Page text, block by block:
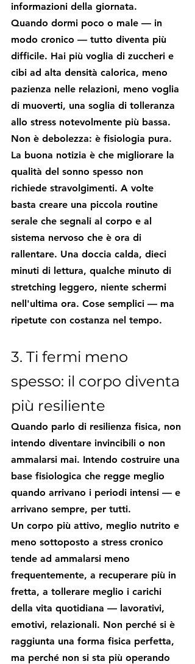
informazioni della giornata.
Quando dormi poco o male — in
modo cronico — tutto diventa più
difficile. Hai più voglia di zuccheri e
cibi ad alta densità calorica, meno
pazienza nelle relazioni, meno voglia
di muoverti, una soglia di tolleranza
allo stress notevolmente più bassa.
Non è debolezza: è fisiologia pura.
La buona notizia è che migliorare la
qualità del sonno spesso non
richiede stravolgimenti. A volte
basta creare una piccola routine
serale che segnali al corpo e al
sistema nervoso che è ora di
rallentare. Una doccia calda, dieci
minuti di lettura, qualche minuto di
stretching leggero, niente schermi
nell'ultima ora. Cose semplici — ma
ripetute con costanza nel tempo.
3. Ti fermi meno
spesso: il corpo diventa
più resiliente
Quando parlo di resilienza fisica, non
intendo diventare invincibili o non
ammalarsi mai. Intendo costruire una
base fisiologica che regge meglio
quando arrivano i periodi intensi — e
arrivano sempre, per tutti.
Un corpo più attivo, meglio nutrito e
meno sottoposto a stress cronico
tende ad ammalarsi meno
frequentemente, a recuperare più in
fretta, a tollerare meglio i carichi
della vita quotidiana — lavorativi,
emotivi, relazionali. Non perché si è
raggiunta una forma fisica perfetta,
ma perché non si sta più operando